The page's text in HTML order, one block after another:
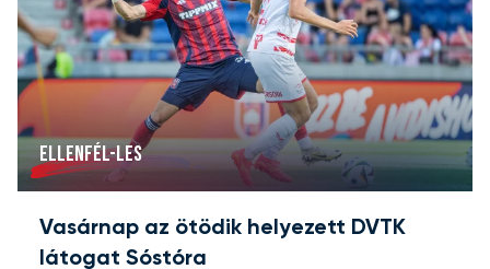
ELLENFÉL-LES
Vasárnap az ötödik helyezett DVTK
látogat Sóstóra